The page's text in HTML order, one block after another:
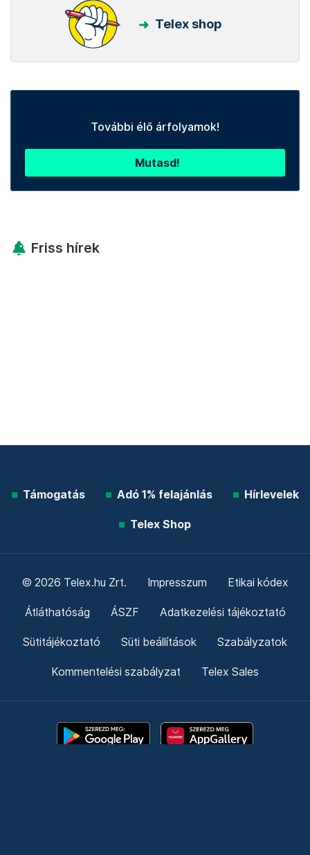
Telex shop
További élő árfolyamok!
Mutasd!
Friss hírek
Támogatás Adó 1% felajánlás Hírlevelek
Telex Shop
© 2026 Telex.hu Zrt. Impresszum Etikai kódex
Átláthatóság ÁSZF Adatkezelési tájékoztató
Sütitájékoztató Süti beállítások Szabályzatok
Kommentelési szabályzat Telex Sales